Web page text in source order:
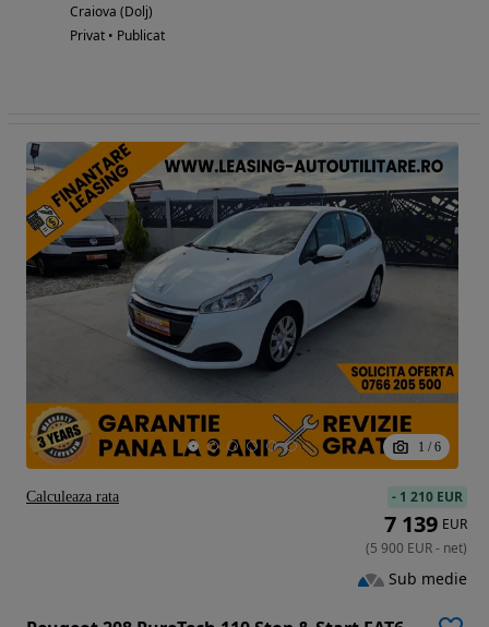
Craiova (Dolj)
Privat • Publicat
1 / 6
- 1 210 EUR
7 139 EUR
(5 900 EUR- net)
Sub medie
Calculeaza rata